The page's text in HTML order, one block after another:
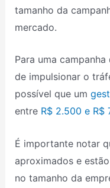
tamanho da
mercado.
Para uma
de impulsionar o
possível que um
entre R$ 2.500 e R$
É importante notar
aproximados e
no tamanho da